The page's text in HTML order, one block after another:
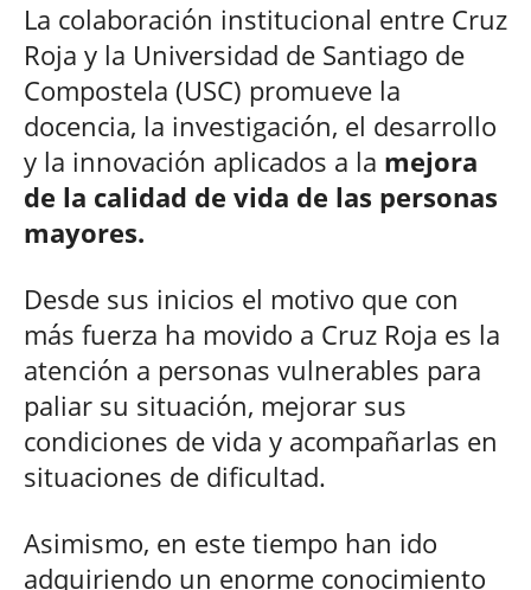
La colaboración institucional entre Cruz
Roja y la Universidad de Santiago de
Compostela (USC) promueve la
docencia, la investigación, el desarrollo
y la innovación aplicados a la mejora
de la calidad de vida de las personas
mayores.
Desde sus inicios el motivo que con
más fuerza ha movido a Cruz Roja es la
atención a personas vulnerables para
paliar su situación, mejorar sus
condiciones de vida y acompañarlas en
situaciones de dificultad.
Asimismo, en este tiempo han ido
adquiriendo un enorme conocimiento